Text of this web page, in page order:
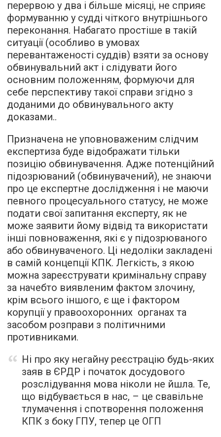
перервою у два і більше місяці, не сприяє
формуванню у судді чіткого внутрішнього
переконання. Набагато простіше в такій
ситуації (особливо в умовах
перевантаженості суддів) взяти за основу
обвинувальний акт і слідувати його
основним положенням, формуючи для
себе перспективу такої справи згідно з
доданими до обвинувального акту
доказами..
Призначена не уповноваженим слідчим
експертиза буде відображати тільки
позицію обвинувачення. Адже потенційний
підозрюваний (обвинувачений), не знаючи
про це експертне дослідження і не маючи
певного процесуального статусу, не може
подати свої запитання експерту, як не
може заявити йому відвід та використати
інші повноваження, які є у підозрюваного
або обвинуваченого. Ці недоліки закладені
в самій концепції КПК. Легкість, з якою
можна зареєструвати кримінальну справу
за начебто виявленим фактом злочину,
крім всього іншого, є ще і фактором
корупції у правоохоронних органах та
засобом розправи з політичними
противниками.
Ні про яку негайну реєстрацію будь-яких
заяв в ЄРДР і початок досудового
розслідування мова ніколи не йшла. Те,
що відбувається в нас, – це свавільне
тлумачення і спотворення положення
КПК з боку ГПУ, тепер це ОГП